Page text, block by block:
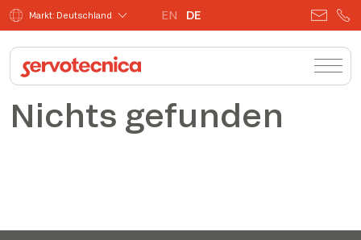
Markt: Deutschland EN DE
Nichts gefunden